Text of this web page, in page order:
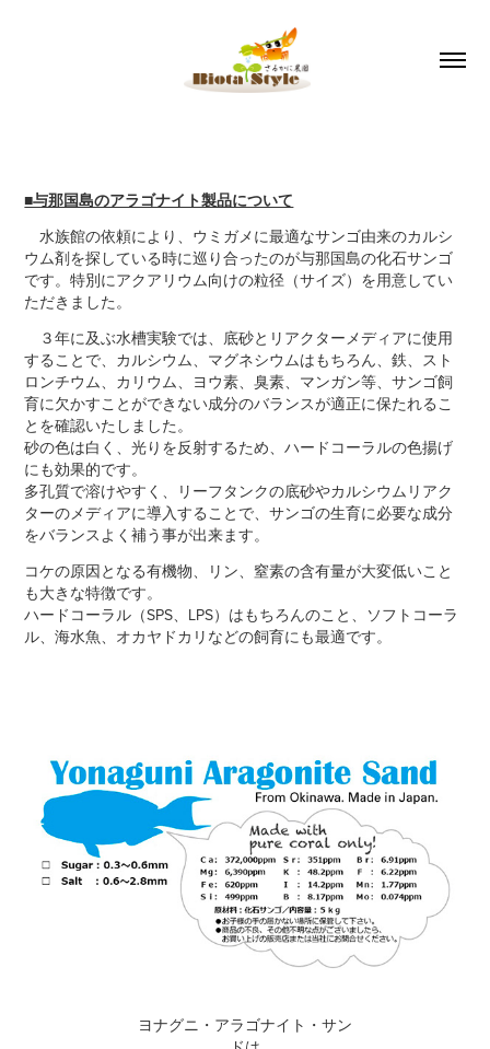
■与那国島のアラゴナイト製品について
水族館の依頼により、ウミガメに最適なサンゴ由来のカルシ
ウム剤を探している時に巡り合ったのが与那国島の化石サンゴ
です。特別にアクアリウム向けの粒径（サイズ）を用意してい
ただきました。
３年に及ぶ水槽実験では、底砂とリアクターメディアに使用
することで、カルシウム、マグネシウムはもちろん、鉄、スト
ロンチウム、カリウム、ヨウ素、臭素、マンガン等、サンゴ飼
育に欠かすことができない成分のバランスが適正に保たれるこ
とを確認いたしました。
砂の色は白く、光りを反射するため、ハードコーラルの色揚げ
にも効果的です。
多孔質で溶けやすく、リーフタンクの底砂やカルシウムリアク
ターのメディアに導入することで、サンゴの生育に必要な成分
をバランスよく補う事が出来ます。
コケの原因となる有機物、リン、窒素の含有量が大変低いこと
も大きな特徴です。
ハードコーラル（SPS、LPS）はもちろんのこと、ソフトコーラ
ル、海水魚、オカヤドカリなどの飼育にも最適です。
ヨナグニ・アラゴナイト・サン